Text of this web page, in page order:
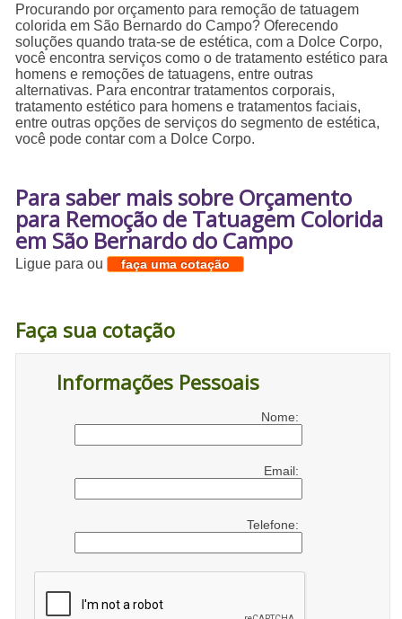
Procurando por orçamento para remoção de tatuagem
colorida em São Bernardo do Campo? Oferecendo
soluções quando trata-se de estética, com a Dolce Corpo,
você encontra serviços como o de tratamento estético para
homens e remoções de tatuagens, entre outras
alternativas. Para encontrar tratamentos corporais,
tratamento estético para homens e tratamentos faciais,
entre outras opções de serviços do segmento de estética,
você pode contar com a Dolce Corpo.
Para saber mais sobre Orçamento
para Remoção de Tatuagem Colorida
em São Bernardo do Campo
Ligue paraou faça uma cotação
Faça sua cotação
Informações Pessoais
Nome:
Email:
Telefone: